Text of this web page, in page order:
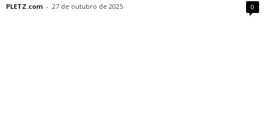
PLETZ.com - 27 de outubro de 2025 0